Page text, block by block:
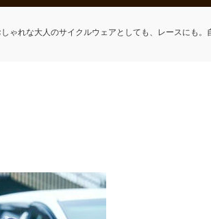
れな大人のサイクルウェアとしても、レースにも